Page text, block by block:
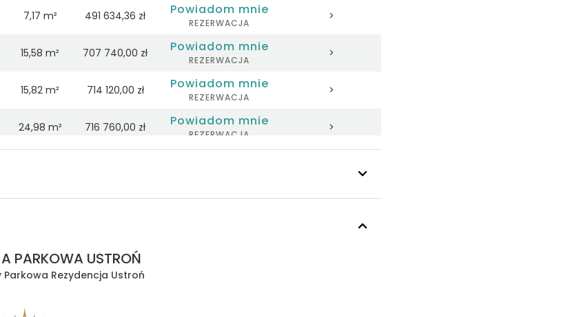
7,17 m² 491 634,36 zł Powiadom mnie
REZERWACJA
>
15,58 m² 707 740,00 zł Powiadom mnie
REZERWACJA
>
15,82 m² 714 120,00 zł Powiadom mnie
REZERWACJA
>
24,98 m² 716 760,00 zł Powiadom mnie
REZERWACJA
>
15,82 m² 720 060,00 zł Powiadom mnie >
4,97 m² 573 226,20 zł
4,97 m²
PARKOWA USTROŃ
Parkowa Rezydencja Ustroń